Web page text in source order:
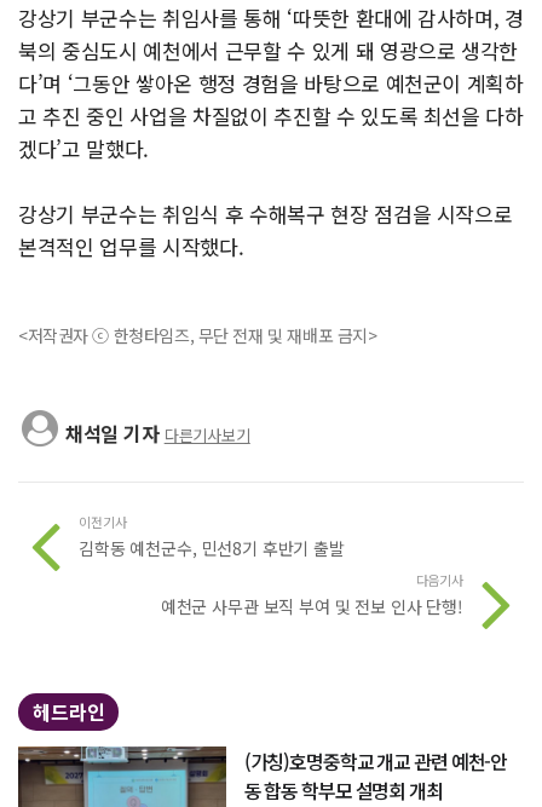
강상기 부군수는 취임사를 통해 ‘따뜻한 환대에 감사하며, 경
북의 중심도시 예천에서 근무할 수 있게 돼 영광으로 생각한
다’며 ‘그동안 쌓아온 행정 경험을 바탕으로 예천군이 계획하
고 추진 중인 사업을 차질없이 추진할 수 있도록 최선을 다하
겠다’고 말했다.
강상기 부군수는 취임식 후 수해복구 현장 점검을 시작으로
본격적인 업무를 시작했다.
<저작권자 ⓒ 한청타임즈, 무단 전재 및 재배포 금지>
채석일 기자 다른기사보기
이전기사
김학동 예천군수, 민선8기 후반기 출발
다음기사
예천군 사무관 보직 부여 및 전보 인사 단행!
헤드라인
(가칭)호명중학교 개교 관련 예천-안
동 합동 학부모 설명회 개최